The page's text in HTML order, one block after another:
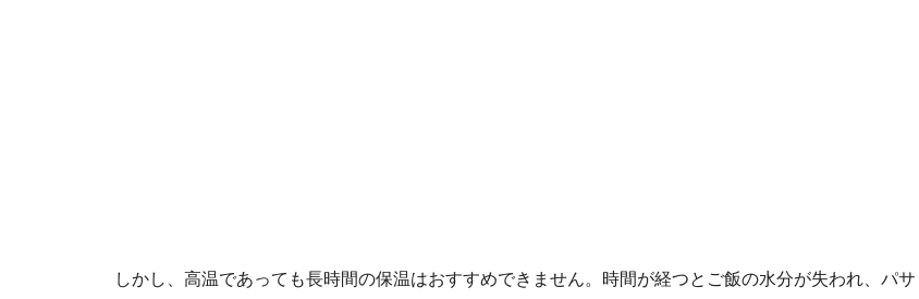
しかし、高温であっても長時間の保温はおすすめできません。時間が経つとご飯の水分が失われ、パサ